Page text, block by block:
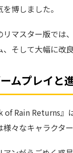
博しました。
リマスター版では
、そして大幅に改
ムプレイと
of Rain Returns
様々なキャラクター